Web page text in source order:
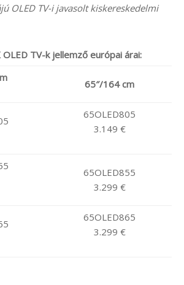
OLED TV-i javasolt kiskereskedelmi
TV-k jellemző európai árai:
65″/164 cm
65OLED805
3.149 €
65OLED855
3.299 €
65OLED865
3.299 €